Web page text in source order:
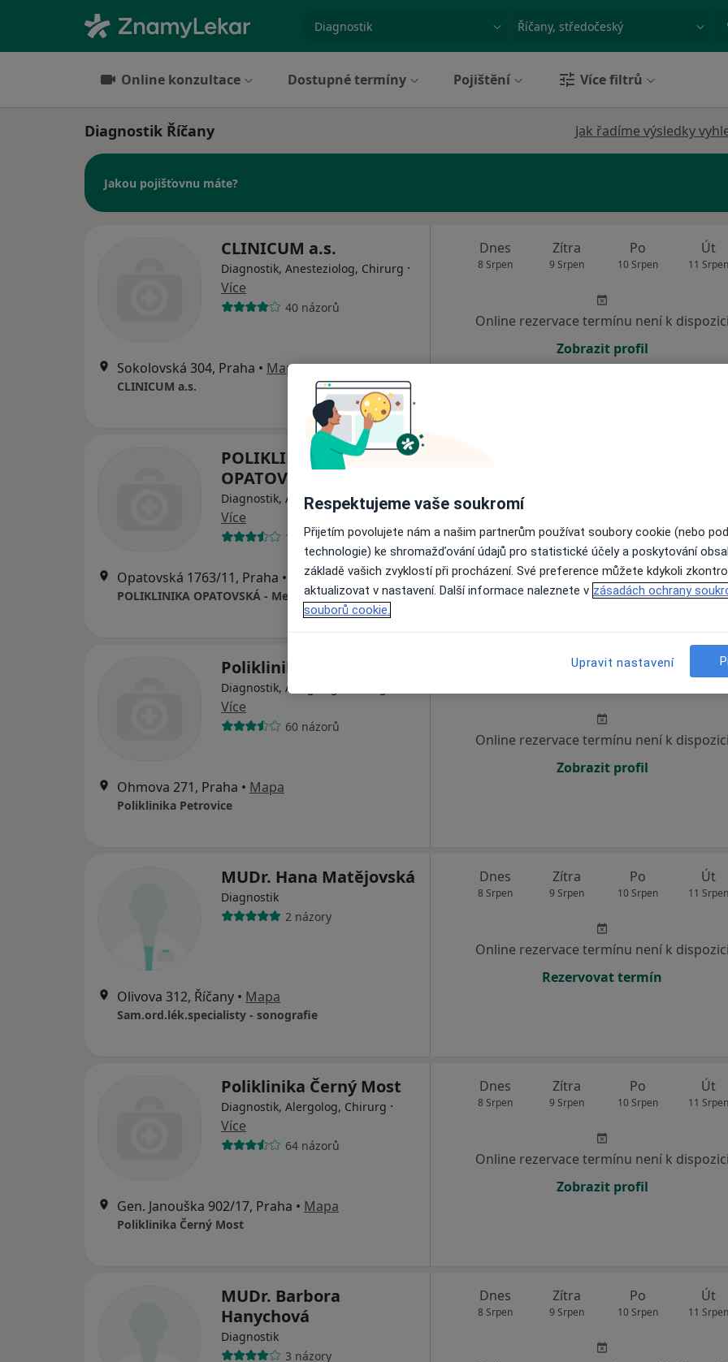
specializace, nemoc nebo příjmeníMěsto nebo region
Online konzultace Dostupné termíny Pojištění Více filtrů
Diagnostik Říčany Jak řadíme výsledky
Jakou pojišťovnu máte?
CLINICUM a.s.
Diagnostik, Anesteziolog, Chirurg ·
Více
40 názorů
Sokolovská 304, Praha • Mapa
CLINICUM a.s.
Dnes
8 Srpen
Zítra
9 Srpen
Po
10 Srpen
Út
11 Srpen
Online rezervace termínu není k dispozici
Zobrazit profil
POLIKLINIKA
OPATOVSKÁ - Medifin
Diagnostik, Alergolog, Dermatolog·
Více
19 názorů
Opatovská 1763/11, Praha • Mapa
POLIKLINIKA OPATOVSKÁ - Medifin
Online rezervace termínu není k
Zobrazit profil
Poliklinika Petrovice
Diagnostik, Alergolog, Chirurg
Více
60 názorů
Ohmova 271, Praha • Mapa
Poliklinika Petrovice
Zítra Po
Online rezervace termínu není k dispozici
Zobrazit profil
MUDr. Hana Matějovská
Diagnostik
2 názory
Olivova 312, Říčany • Mapa
Sam.ord.lék.specialisty - sonografie
Dnes
8 Srpen
Zítra
9 Srpen
Po
10 Srpen
Út
11 Srpen
Online rezervace termínu není k dispozici
Rezervovat termín
Poliklinika Černý Most
Diagnostik, Alergolog, Chirurg ·
Více
64 názorů
Gen. Janouška 902/17, Praha • Mapa
Poliklinika Černý Most
Dnes
8 Srpen
Zítra
9 Srpen
Po
10 Srpen
Út
11 Srpen
Online rezervace termínu není k dispozici
Zobrazit profil
MUDr. Barbora
Hanychová
Diagnostik
3 názory
Dnes
8 Srpen
Zítra
9 Srpen
Po
10 Srpen
Út
11 Srpen
Respektujeme vaše soukromí
Přijetím povolujete nám a našim partnerům používat soubory cookie (nebo
technologie) ke shromažďování údajů pro statistické účely a poskytování
základě vašich zvyklostí při procházení. Své preference můžete kdykoli
aktualizovat v nastavení. Další informace naleznete v zásadách ochrany
souborů cookie.
Upravit nastavení